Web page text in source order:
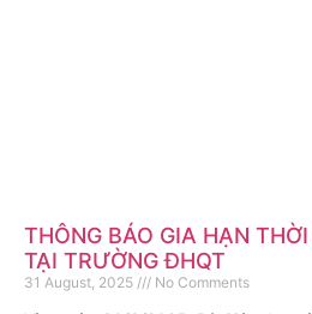
THÔNG BÁO GIA HẠN
TẠI TRƯỜNG ĐHQT
31 August, 2025 No Comments